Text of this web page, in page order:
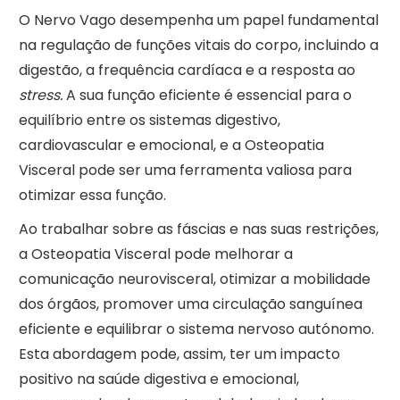
O Nervo Vago desempenha um papel fundamental
na regulação de funções vitais do corpo, incluindo a
digestão, a frequência cardíaca e a resposta ao
stress.A sua função eficiente é essencial para o
equilíbrio entre os sistemas digestivo,
cardiovascular e emocional, e a Osteopatia
Visceral pode ser uma ferramenta valiosa para
otimizar essa função.
Ao trabalhar sobre as fáscias e nas suas restrições,
a Osteopatia Visceral pode melhorar a
comunicação neurovisceral, otimizar a mobilidade
dos órgãos, promover uma circulação sanguínea
eficiente e equilibrar o sistema nervoso autónomo.
Esta abordagem pode, assim, ter um impacto
positivo na saúde digestiva e emocional,